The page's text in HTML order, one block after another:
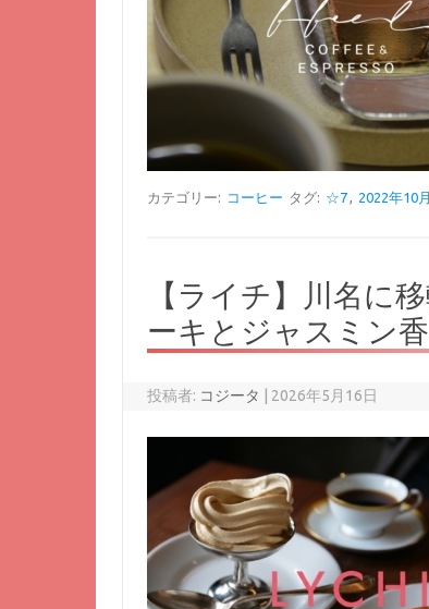
カテゴリー: コーヒー タグ: ☆7, 2022年10
【ライチ】川名に
ーキとジャスミン
投稿者: コジータ 2026年5月16日